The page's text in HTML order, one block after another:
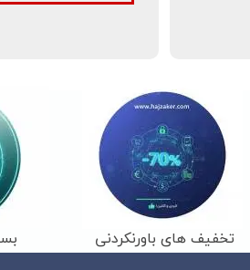
تخفیف های باورنکردنی